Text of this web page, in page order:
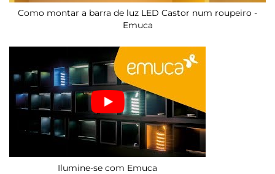
Como montar a barra de luz LED Castor num roupeiro -
Emuca
Ilumine-se com Emuca